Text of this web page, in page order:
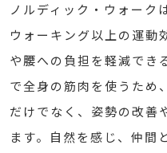
ノルディック・ウォーク
ウォーキング以上の運動
や腰への負担を軽減でき
で全身の筋肉を使うため
だけでなく、姿勢の改善
ます。自然を感じ、仲間